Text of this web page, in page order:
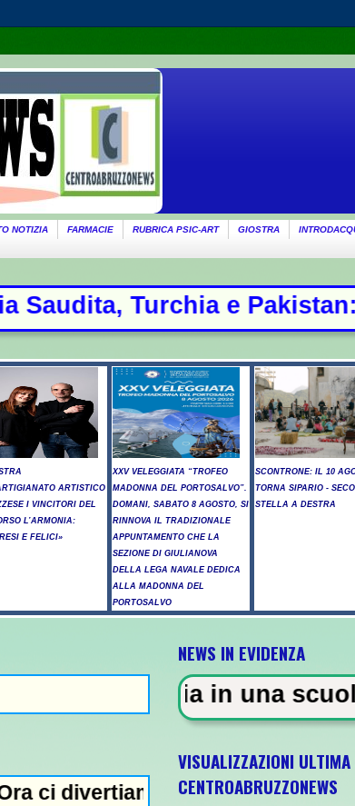
NOTIZIA FARMACIE RUBRICA PSIC-ART GIOSTRA
oggi la firma -
ARTISTICO
I VINCITORI DEL
L’ARMONIA:
E FELICI»
XXV VELEGGIATA “TROFEO
MADONNA DEL PORTOSALVO”.
DOMANI, SABATO 8 AGOSTO, SI
RINNOVA IL TRADIZIONALE
APPUNTAMENTO CHE LA
SEZIONE DI GIULIANOVA
DELLA LEGA NAVALE DEDICA
ALLA MADONNA DEL
PORTOSALVO
SCONTRONE: IL 10
TORNA SIPARIO -
STELLA A DESTRA
staffetta"- L'Italia U21 il 5
NEWS IN EVIDENZA
in una scuola a Bangkok,
VISUALIZZAZIONI
CENTROABRUZZONEWS